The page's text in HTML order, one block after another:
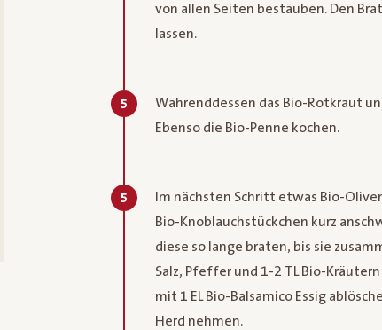
von allen Seiten bestäuben. Den
lassen.
5
Währenddessen das Bio-Rotkraut
Ebenso die Bio-Penne kochen.
5
Im nächsten Schritt etwas Bio-
Bio-Knoblauchstückchen kurz
diese so lange braten, bis sie
Salz, Pfeffer und 1-2 TL Bio-
mit 1 EL Bio-Balsamico Essig
Herd nehmen.